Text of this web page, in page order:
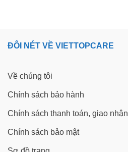
ĐÔI NÉT VỀ VIETTOPCARE
Về chúng tôi
Chính sách bảo hành
Chính sách thanh toán, giao nhận
Chính sách bảo mật